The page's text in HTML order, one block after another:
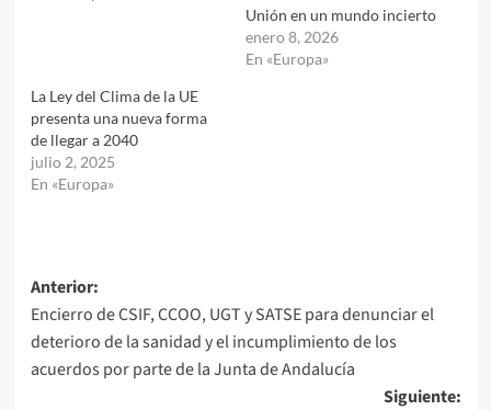
Unión en un mundo incierto
enero 8, 2026
En «Europa»
La Ley del Clima de la UE
presenta una nueva forma
de llegar a 2040
julio 2, 2025
En «Europa»
Navegación
de
entradas
Anterior:
Encierro de CSIF, CCOO, UGT y SATSE para denunciar el
deterioro de la sanidad y el incumplimiento de los
acuerdos por parte de la Junta de Andalucía
Siguiente: